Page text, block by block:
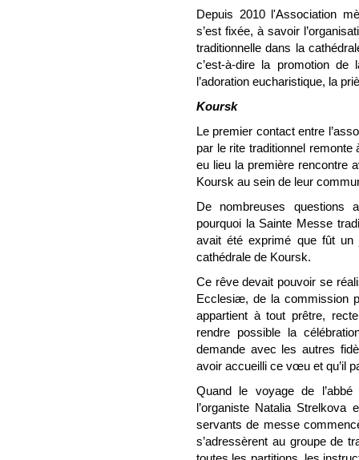
Depuis 2010 l'Association
s’est fixée, à savoir
traditionnelle dans la
c’est-à-dire la promotion
l’adoration eucharistique, la
Koursk
Le premier contact entre
par le rite traditionnel
eu lieu la première rencontre
Koursk au sein de leur
De nombreuses questions
pourquoi la Sainte Messe
avait été exprimé que fût un
cathédrale de Koursk.
Ce rêve devait pouvoir se
Ecclesiæ, de la commission
appartient à tout prêtre,
rendre possible la
demande avec les autres
avoir accueilli ce vœu et qu’il
Quand le voyage de
l’organiste Natalia
servants de messe
s’adressèrent au groupe de